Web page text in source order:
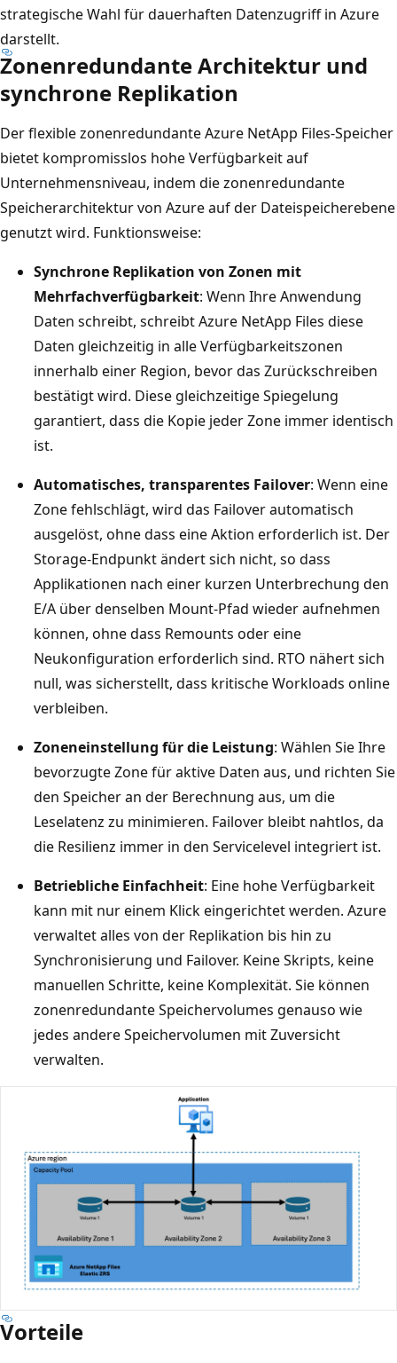
strategische Wahl für dauerhaften Datenzugriff in Azure
darstellt.
Zonenredundante Architektur und
synchrone Replikation
Der flexible zonenredundante Azure NetApp Files-Speicher
bietet kompromisslos hohe Verfügbarkeit auf
Unternehmensniveau, indem die zonenredundante
Speicherarchitektur von Azure auf der Dateispeicherebene
genutzt wird. Funktionsweise:
Synchrone Replikation von Zonen mit
Mehrfachverfügbarkeit: Wenn Ihre Anwendung
Daten schreibt, schreibt Azure NetApp Files diese
Daten gleichzeitig in alle Verfügbarkeitszonen
innerhalb einer Region, bevor das Zurückschreiben
bestätigt wird. Diese gleichzeitige Spiegelung
garantiert, dass die Kopie jeder Zone immer identisch
ist.
Automatisches, transparentes Failover: Wenn eine
Zone fehlschlägt, wird das Failover automatisch
ausgelöst, ohne dass eine Aktion erforderlich ist. Der
Storage-Endpunkt ändert sich nicht, so dass
Applikationen nach einer kurzen Unterbrechung den
E/A über denselben Mount-Pfad wieder aufnehmen
können, ohne dass Remounts oder eine
Neukonfiguration erforderlich sind. RTO nähert sich
null, was sicherstellt, dass kritische Workloads online
verbleiben.
Zoneneinstellung für die Leistung: Wählen Sie Ihre
bevorzugte Zone für aktive Daten aus, und richten Sie
den Speicher an der Berechnung aus, um die
Leselatenz zu minimieren. Failover bleibt nahtlos, da
die Resilienz immer in den Servicelevel integriert ist.
Betriebliche Einfachheit: Eine hohe Verfügbarkeit
kann mit nur einem Klick eingerichtet werden. Azure
verwaltet alles von der Replikation bis hin zu
Synchronisierung und Failover. Keine Skripts, keine
manuellen Schritte, keine Komplexität. Sie können
zonenredundante Speichervolumes genauso wie
jedes andere Speichervolumen mit Zuversicht
verwalten.
Vorteile